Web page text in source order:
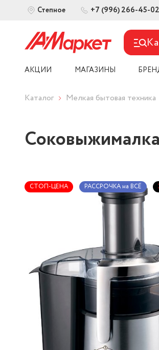
Степное +7 (996) 266-45-02
АКЦИИ МАГАЗИНЫ
Каталог Мелкая бытовая техника
СТОП-ЦЕНА РАССРОЧКА на ВСЁ